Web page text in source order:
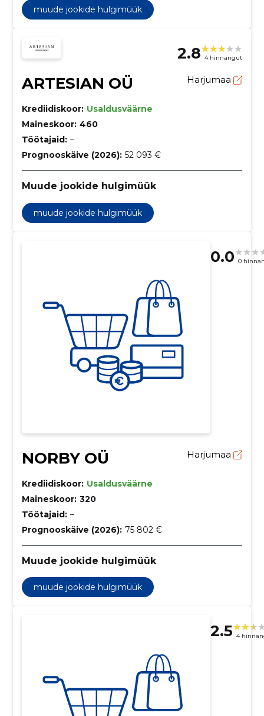
muude jookide hulgimüük
2.8 4 hinnangut
ARTESIAN OÜ Harjumaa
Krediidiskoor: Usaldusväärne
Maineskoor: 460
Töötajaid: –
Prognooskäive (2026): 52 093 €
Muude jookide hulgimüük
muude jookide hulgimüük
0.0 0
NORBY OÜ Harjumaa
Krediidiskoor: Usaldusväärne
Maineskoor: 320
Töötajaid: –
Prognooskäive (2026): 75 802 €
Muude jookide hulgimüük
muude jookide hulgimüük
2.5 4